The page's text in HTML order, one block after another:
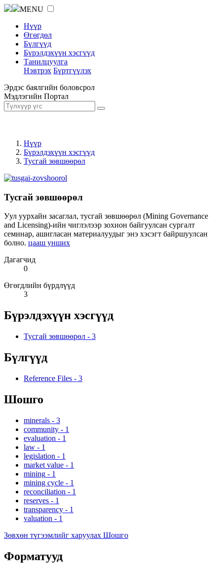
MENU
Нүүр
Өгөгдөл
Бүлгүүд
Бүрэлдэхүүн хэсгүүд
Танилцуулга
Нэвтрэх Бүртгүүлэх
Эрдэс баялгийн боловсрол
Мэдлэгийн Портал
Нүүр
Бүрэлдэхүүн хэсгүүд
Тусгай зөвшөөрөл
Тусгай зөвшөөрөл
Уул уурхайн засаглал, тусгай зөвшөөрөл (Mining Governance
and Licensing)-ийн чиглэлээр зохион байгуулсан сургалт
семинар, ашигласан материалуудыг энэ хэсэгт байршуулсан
болно. цааш унших
Дагагчид
0
Өгөгдлийн бүрдлүүд
3
Бүрэлдэхүүн хэсгүүд
Тусгай зөвшөөрөл - 3
Бүлгүүд
Reference Files - 3
Шошго
minerals - 3
community - 1
evaluation - 1
law - 1
legislation - 1
market value - 1
mining - 1
mining cycle - 1
reconciliation - 1
reserves - 1
transparency - 1
valuation - 1
Зөвхөн түгээмлийг харуулах Шошго
Форматууд